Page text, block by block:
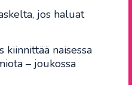
jos haluat
kiinnittää naisessa
– joukossa